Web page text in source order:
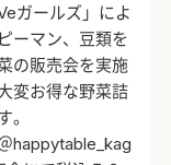
ガールズ」によ
ーマン、豆類を
の販売会を実施
変お得な野菜詰
。
happytable_kag